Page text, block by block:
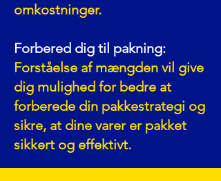
omkostninger.
Forbered dig til pakning:
Forståelse af mængden vil give
dig mulighed for bedre at
forberede din pakkestrategi og
sikre, at dine varer er pakket
sikkert og effektivt.